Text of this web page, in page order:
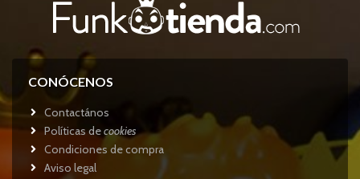
CONÓCENOS
Contactános
Políticas decookies
Condiciones de compra
Aviso legal